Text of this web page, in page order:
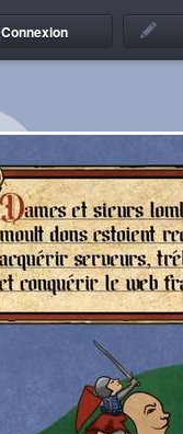
Connexion